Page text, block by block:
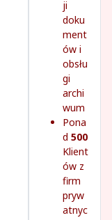
ji
doku
ment
ów i
obsłu
gi
archi
wum
Pona
d 500
Klient
ów z
firm
pryw
atnyc